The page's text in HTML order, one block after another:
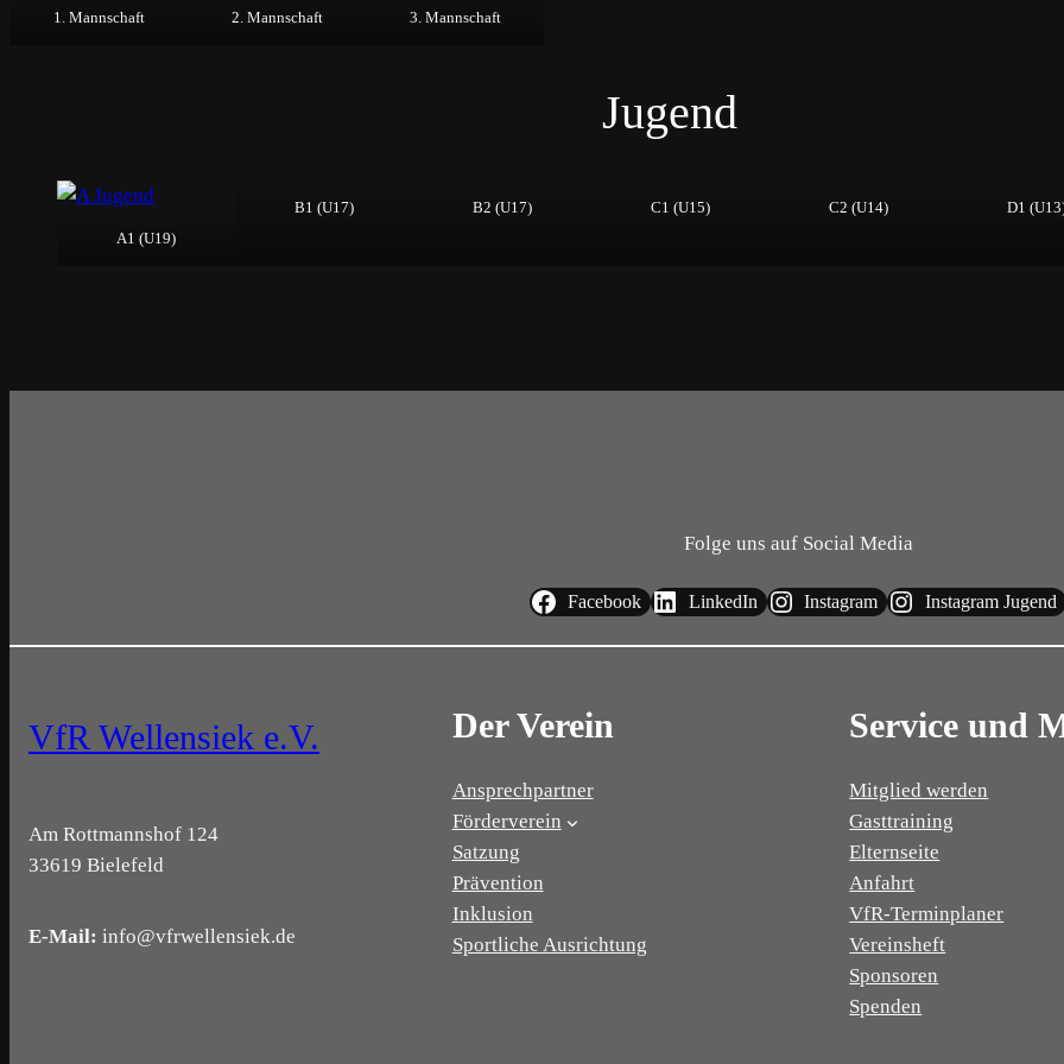
1. Mannschaft 2. Mannschaft 3. Mannschaft
Jugend
A1 (U19)
B1 (U17) B2 (U17) C1 (U15) C2 (U14) D1
Folge uns auf Social Media
Facebook LinkedIn Instagram Instagram Jugend
VfR Wellensiek e.V.
Am Rottmannshof 124
33619 Bielefeld
E-Mail: info@vfrwellensiek.de
Der Verein
Ansprechpartner
Förderverein
Satzung
Prävention
Inklusion
Sportliche Ausrichtung
Service und
Mitglied werden
Gasttraining
Elternseite
Anfahrt
VfR-Terminplaner
Vereinsheft
Sponsoren
Spenden